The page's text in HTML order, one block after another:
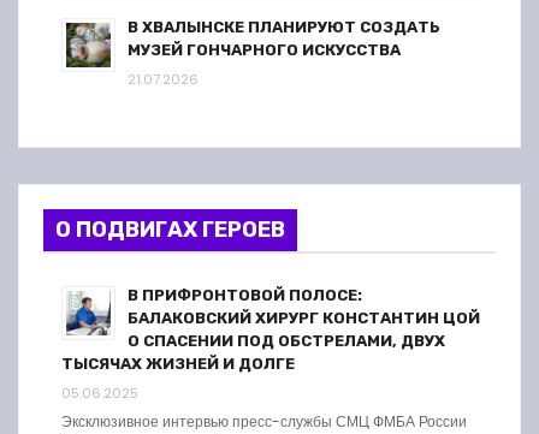
В ХВАЛЫНСКЕ ПЛАНИРУЮТ СОЗДАТЬ
МУЗЕЙ ГОНЧАРНОГО ИСКУССТВА
21.07.2026
О ПОДВИГАХ ГЕРОЕВ
В ПРИФРОНТОВОЙ ПОЛОСЕ:
БАЛАКОВСКИЙ ХИРУРГ КОНСТАНТИН ЦОЙ
О СПАСЕНИИ ПОД ОБСТРЕЛАМИ, ДВУХ
ТЫСЯЧАХ ЖИЗНЕЙ И ДОЛГЕ
05.06.2025
Эксклюзивное интервью пресс-службы СМЦ ФМБА России